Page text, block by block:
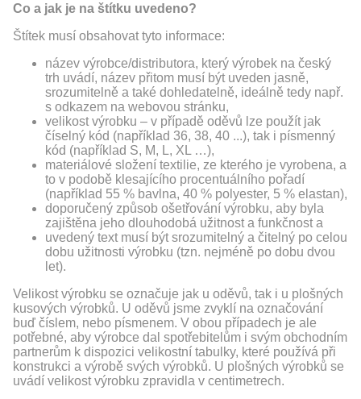
Co a jak je na štítku uvedeno?
Štítek musí obsahovat tyto informace:
název výrobce/distributora, který výrobek na český
trh uvádí, název přitom musí být uveden jasně,
srozumitelně a také dohledatelně, ideálně tedy např.
s odkazem na webovou stránku,
velikost výrobku – v případě oděvů lze použít jak
číselný kód (například 36, 38, 40 ...), tak i písmenný
kód (například S, M, L, XL …),
materiálové složení textilie, ze kterého je vyrobena, a
to v podobě klesajícího procentuálního pořadí
(například 55 % bavlna, 40 % polyester, 5 % elastan),
doporučený způsob ošetřování výrobku, aby byla
zajištěna jeho dlouhodobá užitnost a funkčnost a
uvedený text musí být srozumitelný a čitelný po celou
dobu užitnosti výrobku (tzn. nejméně po dobu dvou
let).
Velikost výrobku se označuje jak u oděvů, tak i u plošných
kusových výrobků. U oděvů jsme zvyklí na označování
buď číslem, nebo písmenem. V obou případech je ale
potřebné, aby výrobce dal spotřebitelům i svým obchodním
partnerům k dispozici velikostní tabulky, které používá při
konstrukci a výrobě svých výrobků. U plošných výrobků se
uvádí velikost výrobku zpravidla v centimetrech.